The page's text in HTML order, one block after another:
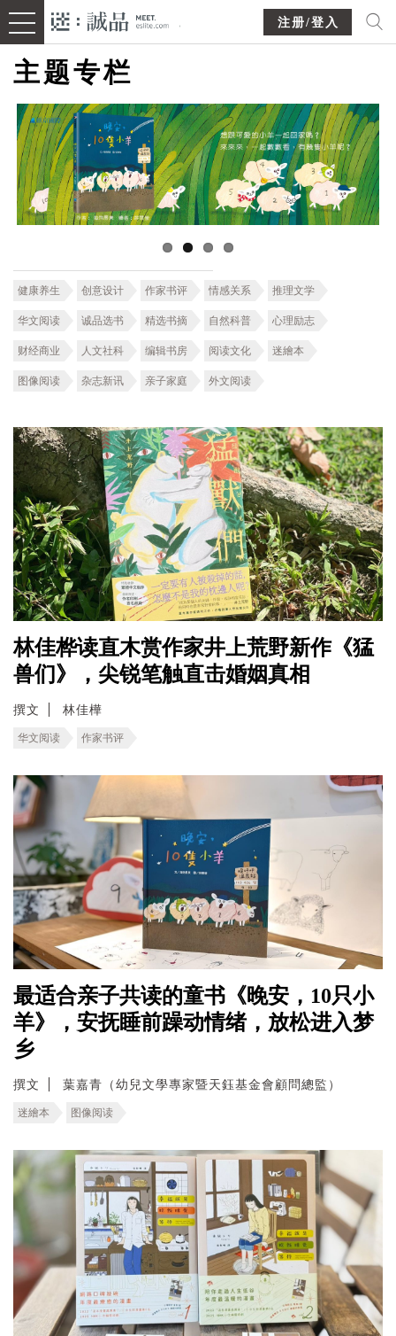
注册/登入
主题专栏
健康养生 创意设计 作家书评 情感关系 推理文学
华文阅读 诚品选书 精选书摘 自然科普 心理励志
财经商业 人文社科 编辑书房 阅读文化 迷繪本
图像阅读 杂志新讯 亲子家庭 外文阅读
林佳桦读直木赏作家井上荒野新作《猛
兽们》，尖锐笔触直击婚姻真相
撰文 林佳樺
华文阅读 作家书评
最适合亲子共读的童书《晚安，10只小
羊》，安抚睡前躁动情绪，放松进入梦
乡
撰文 葉嘉青（幼兒文學專家暨天鈺基金會顧問總監）
迷繪本 图像阅读